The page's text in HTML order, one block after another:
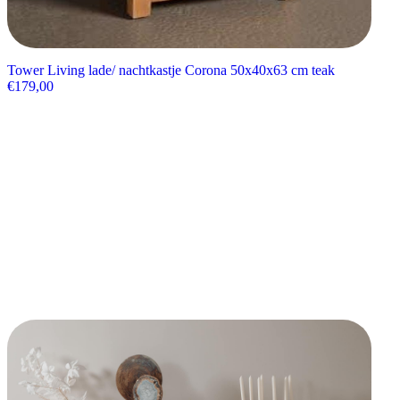
Tower Living lade/ nachtkastje Corona 50x40x63 cm teak
€179,00